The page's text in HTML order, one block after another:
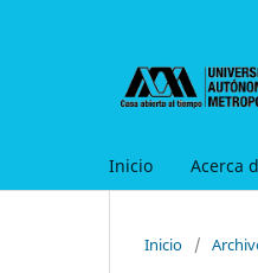
Inicio Acerca
Inicio /